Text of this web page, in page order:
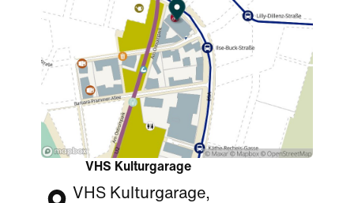
VHS Kulturgarage
VHS Kulturgarage,